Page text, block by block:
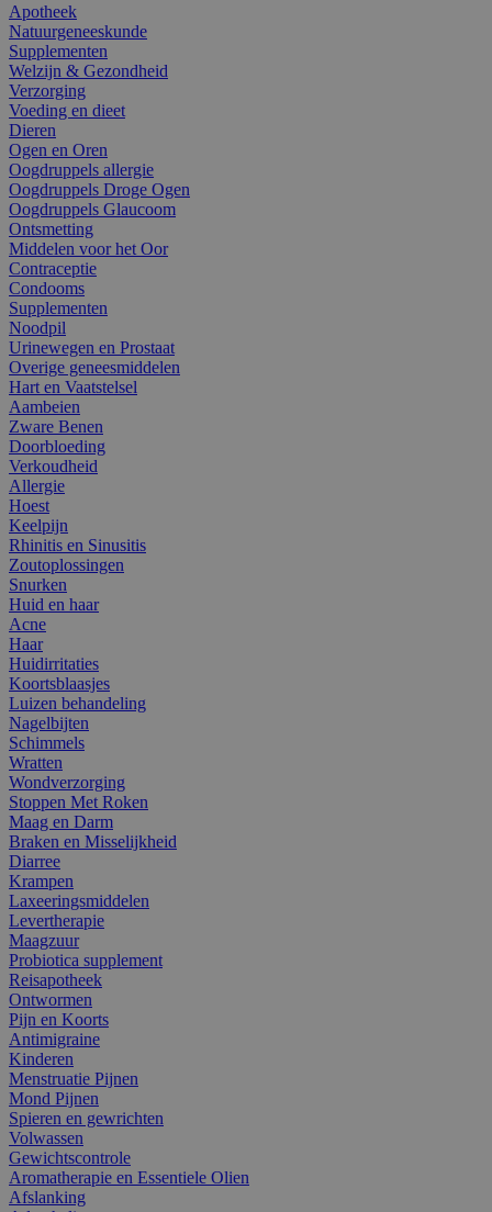
Apotheek
Natuurgeneeskunde
Supplementen
Welzijn & Gezondheid
Verzorging
Voeding en dieet
Dieren
Ogen en Oren
Oogdruppels allergie
Oogdruppels Droge Ogen
Oogdruppels Glaucoom
Ontsmetting
Middelen voor het Oor
Contraceptie
Condooms
Supplementen
Noodpil
Urinewegen en Prostaat
Overige geneesmiddelen
Hart en Vaatstelsel
Aambeien
Zware Benen
Doorbloeding
Verkoudheid
Allergie
Hoest
Keelpijn
Rhinitis en Sinusitis
Zoutoplossingen
Snurken
Huid en haar
Acne
Haar
Huidirritaties
Koortsblaasjes
Luizen behandeling
Nagelbijten
Schimmels
Wratten
Wondverzorging
Stoppen Met Roken
Maag en Darm
Braken en Misselijkheid
Diarree
Krampen
Laxeeringsmiddelen
Levertherapie
Maagzuur
Probiotica supplement
Reisapotheek
Ontwormen
Pijn en Koorts
Antimigraine
Kinderen
Menstruatie Pijnen
Mond Pijnen
Spieren en gewrichten
Volwassen
Gewichtscontrole
Aromatherapie en Essentiele Olien
Afslanking